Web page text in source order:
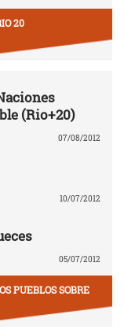
20
(Rio+20)
07/08/2012
10/07/2012
05/07/2012
PUEBLOS SOBRE